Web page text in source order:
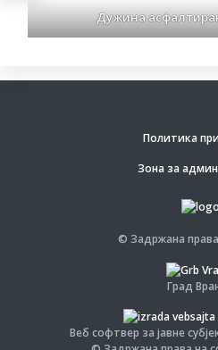
Дужина
Политика
Зона за
© Задржана права
Град
Веб софтвер за јавне